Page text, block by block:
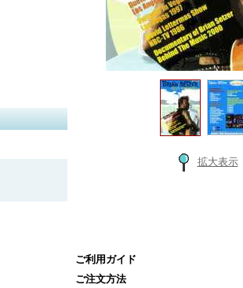
拡大表示
ご利用ガイド
ご注文方法